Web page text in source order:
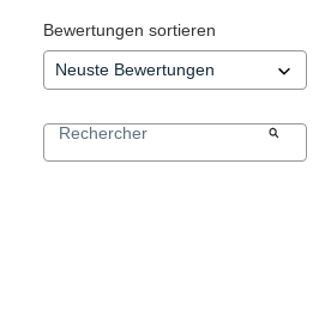
Bewertungen sortieren